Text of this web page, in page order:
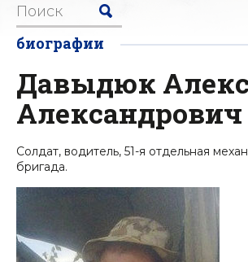
биографии
Давыдюк
Александрович
Солдат, водитель, 51-я отдельная
бригада.